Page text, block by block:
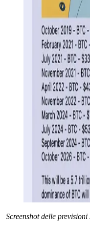
Screenshot delle